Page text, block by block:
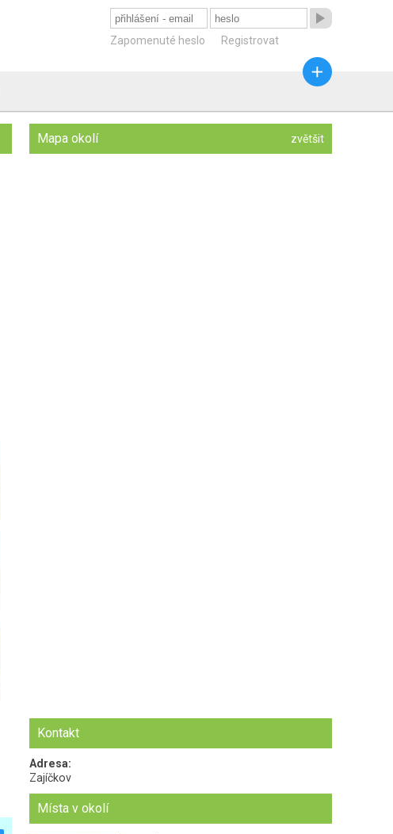

Zapomenuté heslo Registrovat

Mapa okolí zvětšit
Kontakt
Adresa:
Zajíčkov
Místa v okolí